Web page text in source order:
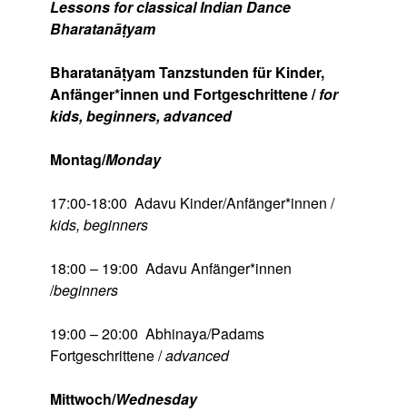
Lessons for classical Indian Dance
Bharatanāṭyam
Bharatanāṭyam Tanzstunden für Kinder,
Anfänger*innen und Fortgeschrittene /for
kids, beginners, advanced
Montag/Monday
17:00-18:00 Adavu Kinder/Anfänger*innen /
kids, beginners
18:00 – 19:00 Adavu Anfänger*innen
/beginners
19:00 – 20:00 Abhinaya/Padams
Fortgeschrittene /advanced
Mittwoch/Wednesday